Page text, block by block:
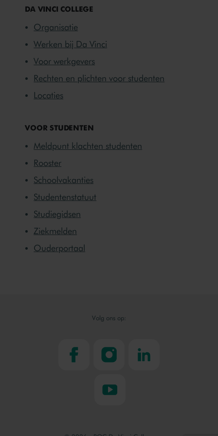
Neem deel aan banenmarkten
DA VINCI COLLEGE
Organisatie
Werken bij Da Vinci
Voor werkgevers
Rechten en plichten voor studenten
Locaties
VOOR STUDENTEN
Meldpunt klachten studenten
Rooster
Schoolvakanties
Studentenstatuut
Studiegidsen
Ziekmelden
Ouderportaal
Volg ons op:
facebook instagram linkedin